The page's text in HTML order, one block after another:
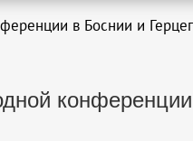
в Боснии и